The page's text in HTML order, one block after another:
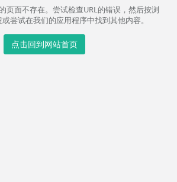
页面不存在。尝试检查URL的错误，然后按浏
尝试在我们的应用程序中找到其他内容。
点击回到网站首页